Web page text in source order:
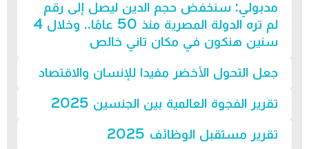
مدبولي: سنخفض حجم الدين ليصل إلى رقم
لم تره الدولة المصرية منذ 50 عامًا.. وخلال 4
سنين هنكون في مكان تاني خالص
جعل التحول الأخضر مفيدا للإنسان والاقتصاد
تقرير الفجوة العالمية بين الجنسين 2025
تقرير مستقبل الوظائف 2025